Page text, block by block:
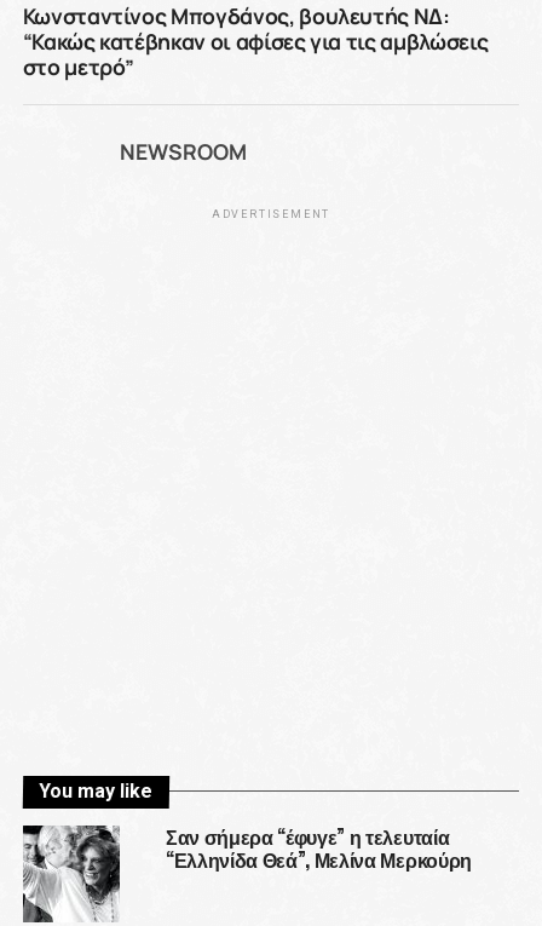
Κωνσταντίνος Μπογδάνος, βουλευτής ΝΔ:
“Κακώς κατέβηκαν οι αφίσες για τις αμβλώσεις
στο μετρό”
NEWSROOM
ADVERTISEMENT
You may like
Σαν σήμερα “έφυγε” η τελευταία
“Ελληνίδα Θεά”, Μελίνα Μερκούρη